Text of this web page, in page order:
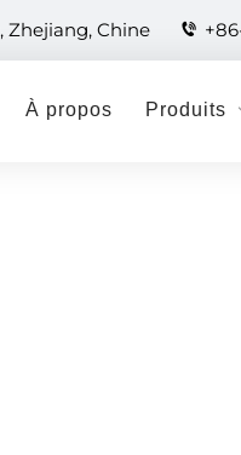
Zhejiang, Chine
À propos Produits